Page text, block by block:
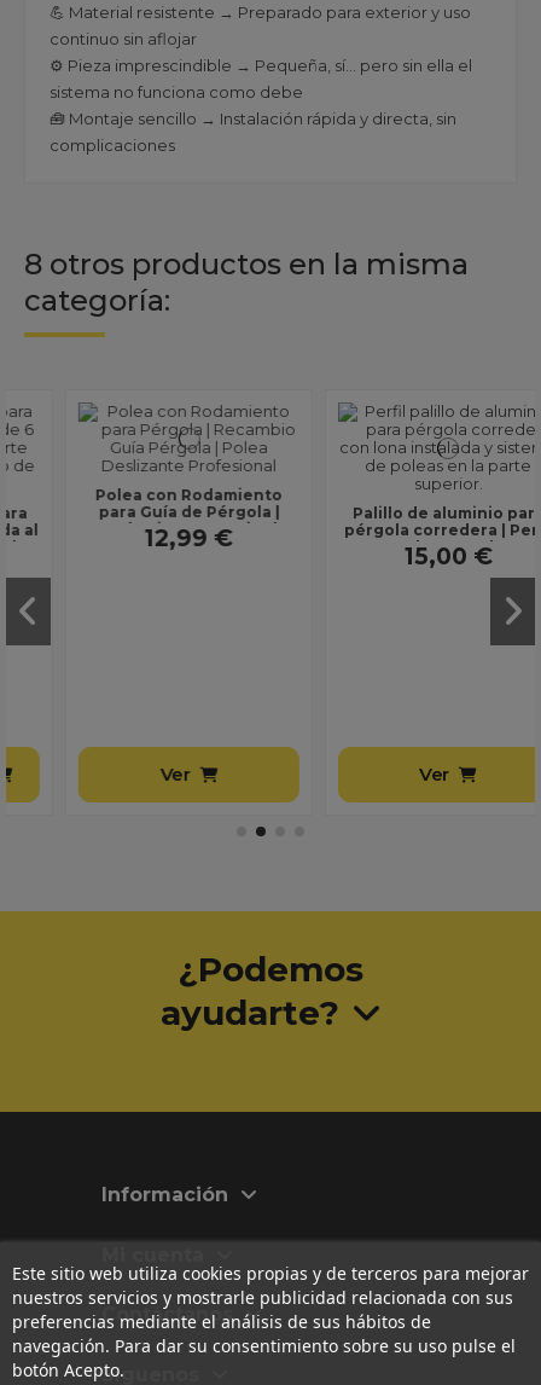
💪 Material resistente → Preparado para exterior y uso
continuo sin aflojar
⚙️ Pieza imprescindible → Pequeña, sí… pero sin ella el
sistema no funciona como debe
🧰 Montaje sencillo → Instalación rápida y directa, sin
complicaciones
8 otros productos en la misma
categoría:
|
|
Palillo de aluminio para
pérgola corredera | Perfil
para lona y poleas
15,00 €
Ver
Gancho final pérgola
Ver
¿Podemos
ayudarte?
Información
Contáctanos
Este sitio web utiliza cookies propias y de terceros para mejorar
nuestros servicios y mostrarle publicidad relacionada con sus
preferencias mediante el análisis de sus hábitos de
navegación. Para dar su consentimiento sobre su uso pulse el
botón Acepto.Síguenos